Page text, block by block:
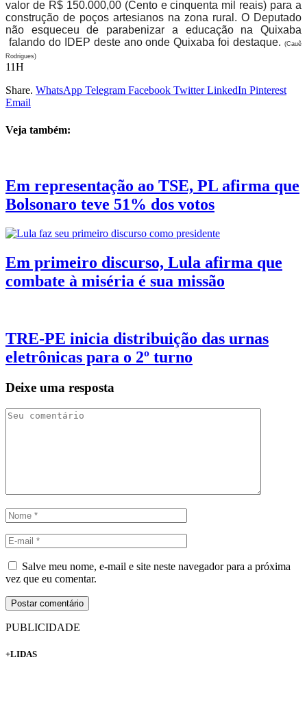
valor de R$ 150.000,00 (Cento e cinquenta mil reais) para a
construção de poços artesianos na zona rural. O Deputado
não esqueceu de parabenizar a educação na Quixaba
falando do IDEP deste ano onde Quixaba foi destaque. (Cauê
Rodrigues)
11H
Share. WhatsApp Telegram Facebook Twitter LinkedIn Pinterest
Email
Veja também:
Em representação ao TSE, PL afirma que
Bolsonaro teve 51% dos votos
Em primeiro discurso, Lula afirma que
combate à miséria é sua missão
TRE-PE inicia distribuição das urnas
eletrônicas para o 2º turno
Deixe uma resposta
Salve meu nome, e-mail e site neste navegador para a próxima
vez que eu comentar.
PUBLICIDADE
+LIDAS